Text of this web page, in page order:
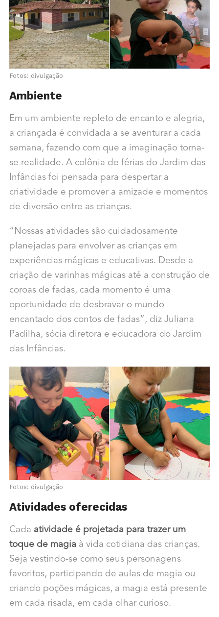
Fotos: divulgação
Ambiente
Em um ambiente repleto de encanto e alegria,
a criançada é convidada a se aventurar a cada
semana, fazendo com que a imaginação torna-
se realidade. A colônia de férias do Jardim das
Infâncias foi pensada para despertar a
criatividade e promover a amizade e momentos
de diversão entre as crianças.
“Nossas atividades são cuidadosamente
planejadas para envolver as crianças em
experiências mágicas e educativas. Desde a
criação de varinhas mágicas até a construção de
coroas de fadas, cada momento é uma
oportunidade de desbravar o mundo
encantado dos contos de fadas”, diz Juliana
Padilha, sócia diretora e educadora do Jardim
das Infâncias.
Fotos: divulgação
Atividades oferecidas
Cada atividade é projetada para trazer um
toque de magiaà vida cotidiana das crianças.
Seja vestindo-se como seus personagens
favoritos, participando de aulas de magia ou
criando poções mágicas, a magia está presente
em cada risada, em cada olhar curioso.